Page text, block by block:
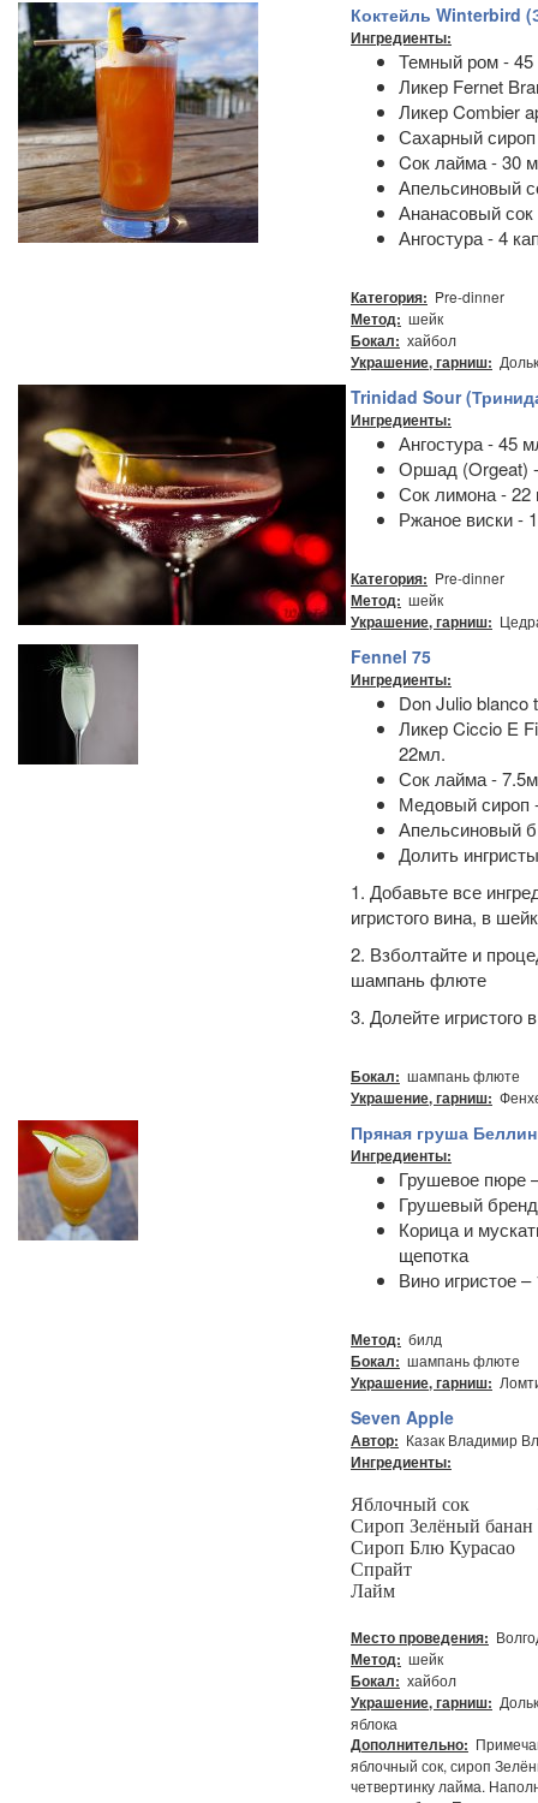
Коктейль Winterbird
Ингредиенты:
Темный ром -
Ликер Fernet
Ликер Combier
Сахарный
Cок лайма - 30
Апельсиновый
Ананасовый
Ангостура - 4
Категория: Pre-dinner
Метод: шейк
Бокал: хайбол
Украшение, гарниш:
Trinidad Sour
Ингредиенты:
Ангостура - 45
Оршад (Orgeat)
Сок лимона - 22
Ржаное виски -
Категория: Pre-dinner
Метод: шейк
Украшение, гарниш:
Fennel 75
Ингредиенты:
Don Julio blanco
Ликер Ciccio E
22мл.
Сок лайма -
Медовый сироп
Апельсиновый
Долить
1. Добавьте все
игристого вина, в
2. Взболтайте и
шампань флюте
3. Долейте игристого
Бокал: шампань флюте
Украшение, гарниш:
Пряная груша
Ингредиенты:
Грушевое пюре
Грушевый
Корица и
щепотка
Вино игристое
Метод: билд
Бокал: шампань флюте
Украшение, гарниш:
Seven Apple
Автор: Казак Владимир
Ингредиенты:
Яблочный сок
Сироп Зелёный банан
Сироп Блю Курасао
Спрайт
Лайм
Место проведения:
Метод: шейк
Бокал: хайбол
Украшение, гарниш:
яблока
Дополнительно:
яблочный сок, сироп
четвертинку лайма.